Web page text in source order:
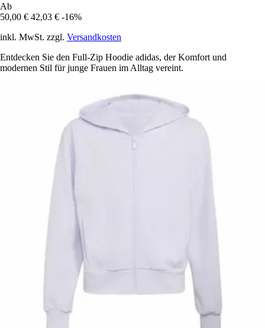
Ab
50,00 € 42,03 € -16%
inkl. MwSt. zzgl. Versandkosten
Entdecken Sie den Full-Zip Hoodie adidas, der Komfort und
modernen Stil für junge Frauen im Alltag vereint.